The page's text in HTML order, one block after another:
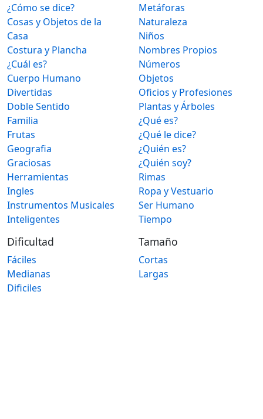
¿Cómo se dice?
Cosas y Objetos de la
Casa
Costura y Plancha
¿Cuál es?
Cuerpo Humano
Divertidas
Doble Sentido
Familia
Frutas
Geografia
Graciosas
Herramientas
Ingles
Instrumentos Musicales
Inteligentes
Metáforas
Naturaleza
Niños
Nombres Propios
Números
Objetos
Oficios y Profesiones
Plantas y Árboles
¿Qué es?
¿Qué le dice?
¿Quién es?
¿Quién soy?
Rimas
Ropa y Vestuario
Ser Humano
Tiempo
Dificultad
Fáciles
Medianas
Dificiles
Tamaño
Cortas
Largas